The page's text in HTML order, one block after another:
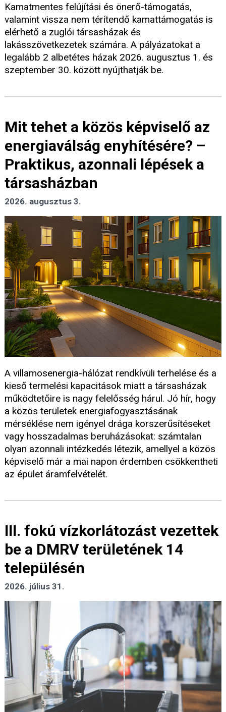
Kamatmentes felújítási és önerő-támogatás,
valamint vissza nem térítendő kamattámogatás is
elérhető a zuglói társasházak és
lakásszövetkezetek számára. A pályázatokat a
legalább 2 albetétes házak 2026. augusztus 1. és
szeptember 30. között nyújthatják be.
Mit tehet a közös képviselő az
energiaválság enyhítésére? –
Praktikus, azonnali lépések a
társasházban
2026. augusztus 3.
A villamosenergia-hálózat rendkívüli terhelése és a
kieső termelési kapacitások miatt a társasházak
működtetőire is nagy felelősség hárul. Jó hír, hogy
a közös területek energiafogyasztásának
mérséklése nem igényel drága korszerűsítéseket
vagy hosszadalmas beruházásokat: számtalan
olyan azonnali intézkedés létezik, amellyel a közös
képviselő már a mai napon érdemben csökkentheti
az épület áramfelvételét.
III. fokú vízkorlátozást vezettek
be a DMRV területének 14
településén
2026. július 31.